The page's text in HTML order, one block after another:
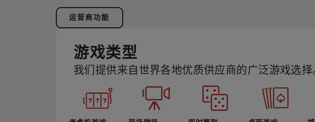
运营商功能
游戏类型
我们提供来自世界各地优质供应商的广泛游戏选择